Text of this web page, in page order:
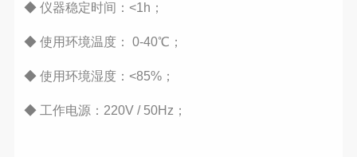
◆仪器稳定时间：<1h；
◆使用环境温度： 0-40℃；
◆使用环境湿度：<85%；
◆ 工作电源：220V / 50Hz；